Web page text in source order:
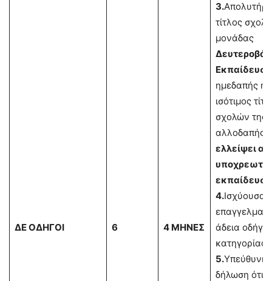
ΔΕ ΟΔΗΓΟΙ 6 4 ΜΗΝΕΣ
3.
τίτλος
μονάδας
ημεδαπής ή
ισότιμος
σχολών της
αλλοδαπής ή
ελλείψει
4.Ισχύουσα
άδεια
κατηγορίας.
5.Υπεύθυνη
δήλωση ότι